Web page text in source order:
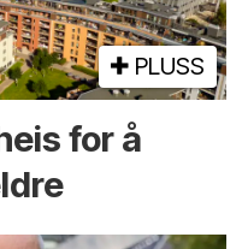
PLUSS
for å